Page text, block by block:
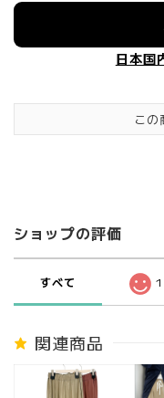
日本国
この
ショップの評価
すべて 1
関連商品